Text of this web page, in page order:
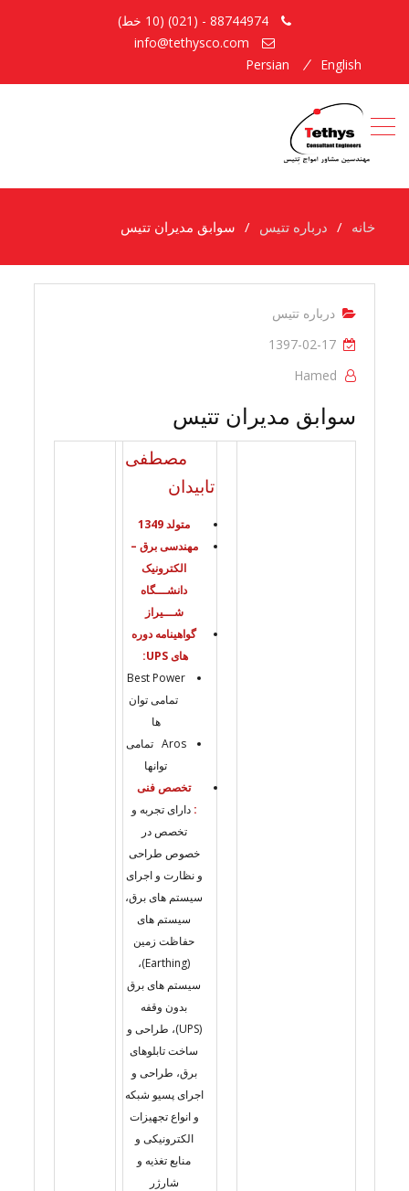
English
Persian
خانه درباره تتیس سوابق مدیران تتیس
درباره تتیس
1397-02-17
Hamed
سوابق مدیران تتیس
مصطفی
تابیدان
متولد 1349
مهندسی برق –
الکترونیک
دانشـــگاه
شـــیراز
گواهینامه دوره
های UPS:
Best Power
تمامی توان
ها
Aros تمامی
توانها
تخصص فنی
: دارای تجربه و
تخصص در
خصوص طراحی
و نظارت و اجرای
سیستم های برق،
سیستم های
حفاظت زمین
(Earthing)،
سیستم های برق
بدون وقفه
(UPS)، طراحی و
ساخت تابلوهای
برق، طراحی و
اجرای پسیو شبکه
و انواع تجهیزات
الکترونیکی و
منابع تغذیه و
شارژر